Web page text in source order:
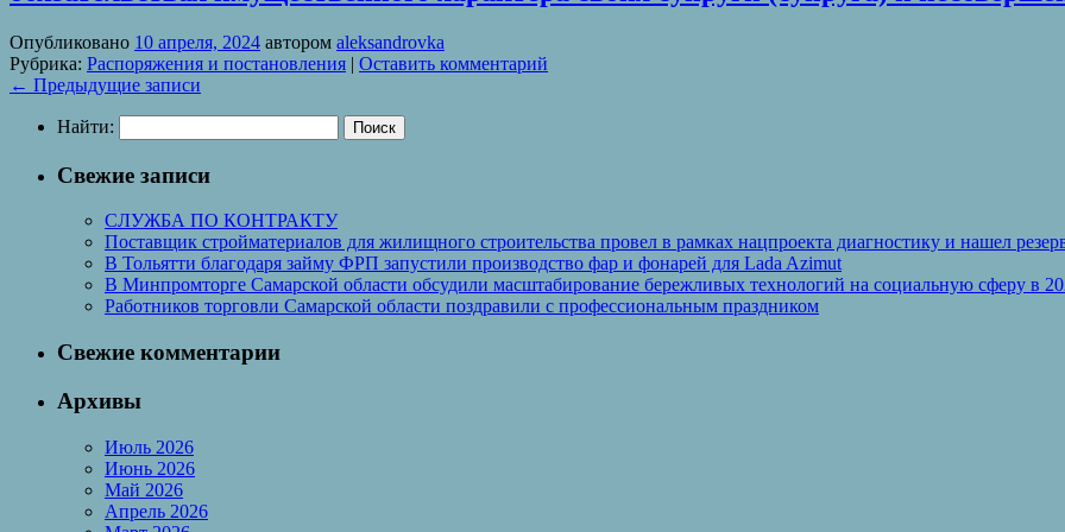
Опубликовано 10 апреля, 2024 автором aleksandrovka
Рубрика: Распоряжения и постановления | Оставить комментарий
← Предыдущие записи
Найти:
Свежие записи
СЛУЖБА ПО КОНТРАКТУ
Поставщик стройматериалов для жилищного строительства провел в рамках нацпроекта диагностику и нашел
В Тольятти благодаря займу ФРП запустили производство фар и фонарей для Lada Azimut
В Минпромторге Самарской области обсудили масштабирование бережливых технологий на социальную сферу в
Работников торговли Самарской области поздравили с профессиональным праздником
Свежие комментарии
Архивы
Июль 2026
Июнь 2026
Май 2026
Апрель 2026